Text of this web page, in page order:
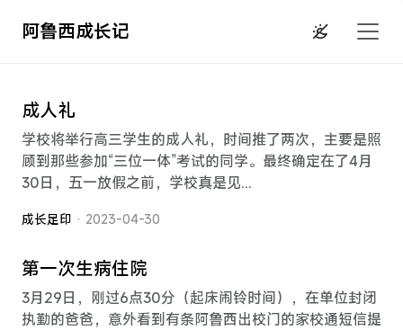
阿鲁西成长记
成人礼
学校将举行高三学生的成人礼，时间推了两次，主要是照
顾到那些参加“三位一体”考试的同学。最终确定在了4月
30日，五一放假之前，学校真是见...
成长足印 · 2023-04-30
第一次生病住院
3月29日，刚过6点30分（起床闹铃时间），在单位封闭
执勤的爸爸，意外看到有条阿鲁西出校门的家校通短信提